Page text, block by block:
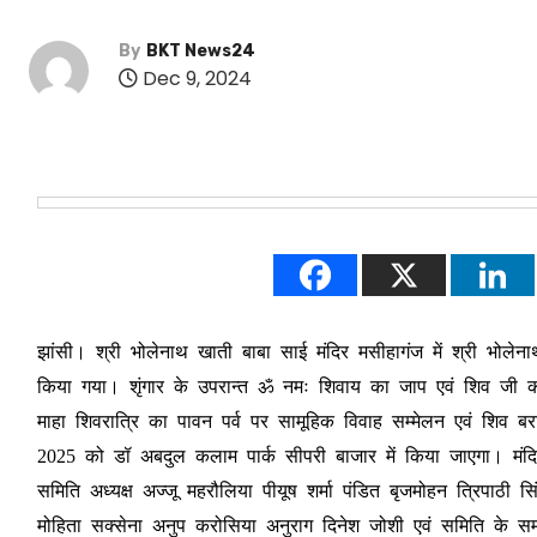
By BKT News24
Dec 9, 2024
झांसी। श्री भोलेनाथ खाती बाबा साई मंदिर मसीहागंज में श्री
किया गया। शृंगार के उपरान्त ॐ नमः शिवाय का जाप एवं शिव जी
माहा शिवरात्रि का पावन पर्व पर सामूहिक विवाह सम्मेलन एवं
2025 को डॉ अबदुल कलाम पार्क सीपरी बाजार में किया जाएगा।
समिति अध्यक्ष अज्जू महरौलिया पीयूष शर्मा पंडित बृजमोहन
मोहिता सक्सेना अनुप करोसिया अनुराग दिनेश जोशी एवं समिति के